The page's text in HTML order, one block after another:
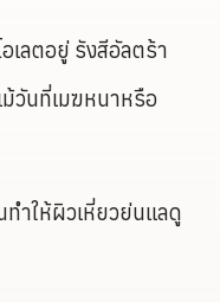
เลตอยู่ รังสีอัลตร้า
ม้วันที่เมฆหนาหรือ
ำให้ผิวเหี่ยวย่นแลดู